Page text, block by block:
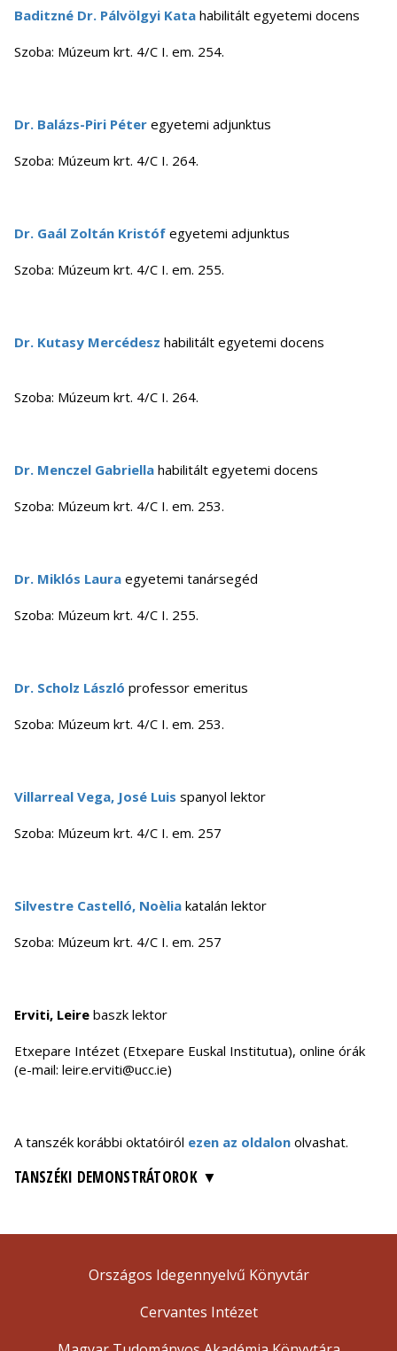
Baditzné Dr. Pálvölgyi Kata habilitált egyetemi docens
Szoba: Múzeum krt. 4/C I. em. 254.
Dr. Balázs-Piri Péter egyetemi adjunktus
Szoba: Múzeum krt. 4/C I. 264.
Dr. Gaál Zoltán Kristóf egyetemi adjunktus
Szoba: Múzeum krt. 4/C I. em. 255.
Dr. Kutasy Mercédesz habilitált egyetemi docens
Szoba: Múzeum krt. 4/C I. 264.
Dr. Menczel Gabriella habilitált egyetemi docens
Szoba: Múzeum krt. 4/C I. em. 253.
Dr. Miklós Laura egyetemi tanársegéd
Szoba: Múzeum krt. 4/C I. 255.
Dr. Scholz László professor emeritus
Szoba: Múzeum krt. 4/C I. em. 253.
Villarreal Vega, José Luis spanyol lektor
Szoba: Múzeum krt. 4/C I. em. 257
Silvestre Castelló, Noèlia katalán lektor
Szoba: Múzeum krt. 4/C I. em. 257
Erviti, Leire baszk lektor
Etxepare Intézet (Etxepare Euskal Institutua), online órák
(e-mail: leire.erviti@ucc.ie)
A tanszék korábbi oktatóiról ezen az oldalon olvashat.
TANSZÉKI DEMONSTRÁTOROK
Országos Idegennyelvű Könyvtár
Cervantes Intézet